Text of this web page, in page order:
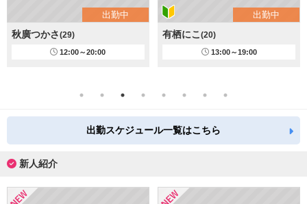
出勤中
秋廣つかさ(29)
12:00～20:00
出勤中
有栖にこ(20)
13:00～19:00
出勤スケジュール一覧はこちら
新人紹介